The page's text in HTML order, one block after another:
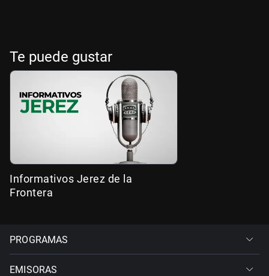
Te puede gustar
Informativos Jerez de la
Frontera
PROGRAMAS
EMISORAS